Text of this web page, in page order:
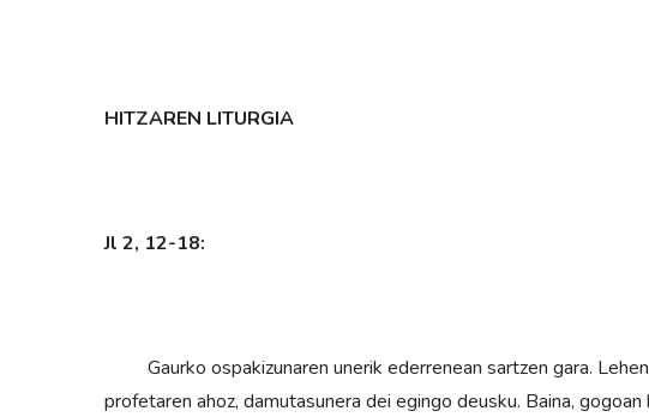
HITZAREN LITURGIA
Jl 2, 12-18:
Gaurko ospakizunaren unerik ederrenean sartzen gara.
profetaren ahoz, damutasunera dei egingo deusku. Baina, gogoan